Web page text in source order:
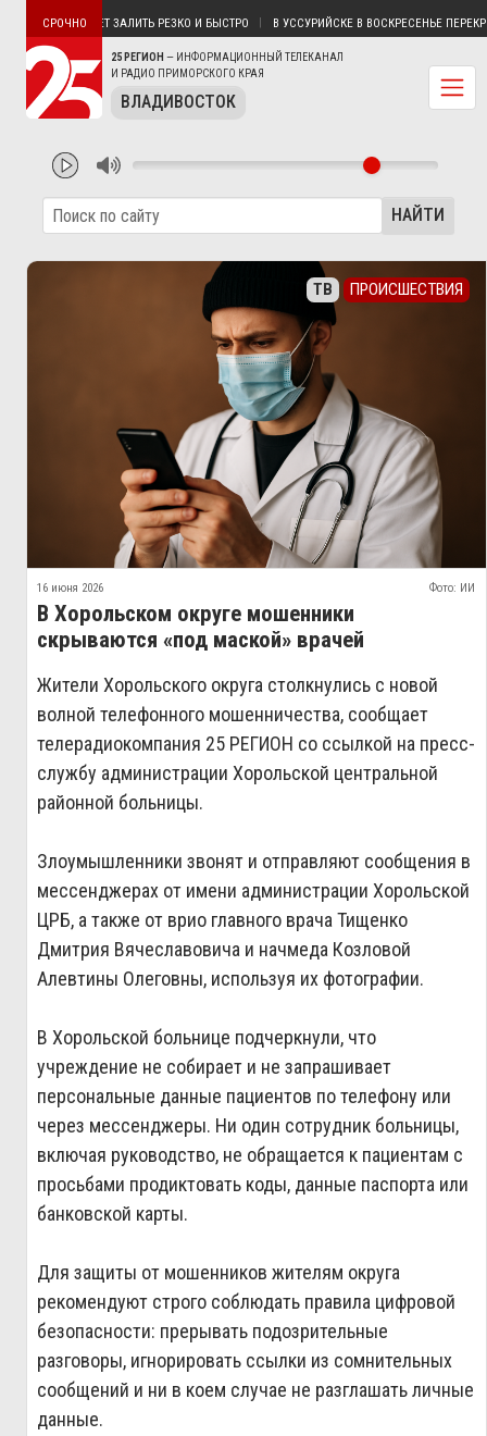
25 РЕГИОН — ИНФОРМАЦИОННЫЙ ТЕЛЕКАНАЛ
И РАДИО ПРИМОРСКОГО КРАЯ
ВЛАДИВОСТОК
СРОЧНО
МОЖЕТ ЗАЛИТЬ РЕЗКО И БЫСТРО В УССУРИЙСКЕ В ВОСКРЕСЕНЬЕ
НАЙТИ
ТВ ПРОИСШЕСТВИЯ
16 июня 2026 Фото: ИИ
В Хорольском округе мошенники
скрываются «под маской» врачей
Жители Хорольского округа столкнулись с новой
волной телефонного мошенничества, сообщает
телерадиокомпания 25 РЕГИОН со ссылкой на пресс-
службу администрации Хорольской центральной
районной больницы.
Злоумышленники звонят и отправляют сообщения в
мессенджерах от имени администрации Хорольской
ЦРБ, а также от врио главного врача Тищенко
Дмитрия Вячеславовича и начмеда Козловой
Алевтины Олеговны, используя их фотографии.
В Хорольской больнице подчеркнули, что
учреждение не собирает и не запрашивает
персональные данные пациентов по телефону или
через мессенджеры. Ни один сотрудник больницы,
включая руководство, не обращается к пациентам с
просьбами продиктовать коды, данные паспорта или
банковской карты.
Для защиты от мошенников жителям округа
рекомендуют строго соблюдать правила цифровой
безопасности: прерывать подозрительные
разговоры, игнорировать ссылки из сомнительных
сообщений и ни в коем случае не разглашать личные
данные.